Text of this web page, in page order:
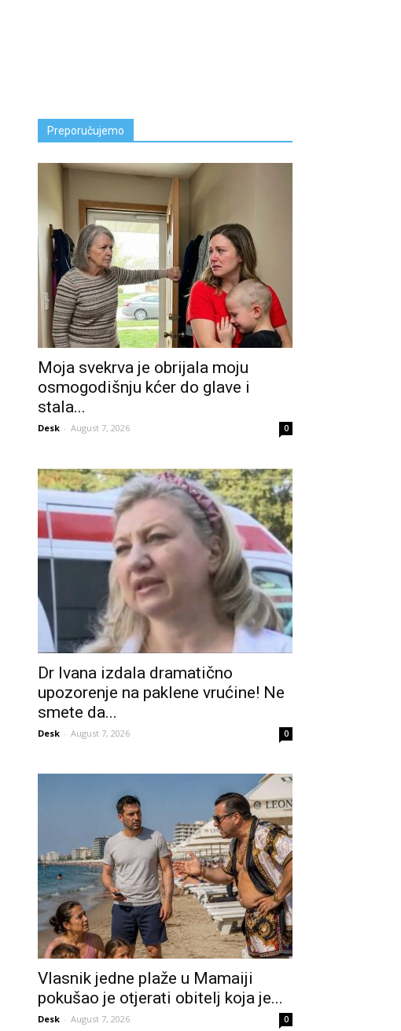
Preporučujemo
Moja svekrva je obrijala moju
osmogodišnju kćer do glave i
stala...
Desk - August 7, 2026 0
Dr Ivana izdala dramatično
upozorenje na paklene vrućine! Ne
smete da...
Desk - August 7, 2026 0
Vlasnik jedne plaže u Mamaiji
pokušao je otjerati obitelj koja je...
Desk - August 7, 2026 0